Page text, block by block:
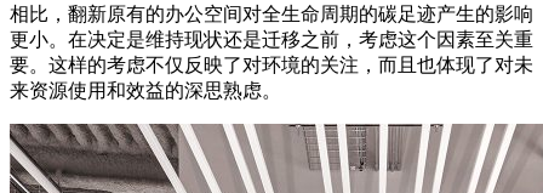
相比，翻新原有的办公空间对全生命周期的碳足迹产生的影响
更小。在决定是维持现状还是迁移之前，考虑这个因素至关重
要。这样的考虑不仅反映了对环境的关注，而且也体现了对未
来资源使用和效益的深思熟虑。